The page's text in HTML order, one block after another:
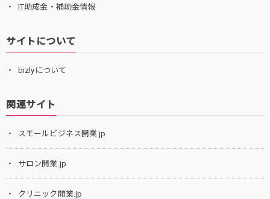
IT助成金・補助金情報
サイトについて
bizlyについて
関連サイト
スモールビジネス開業.jp
サロン開業.jp
クリニック開業.jp